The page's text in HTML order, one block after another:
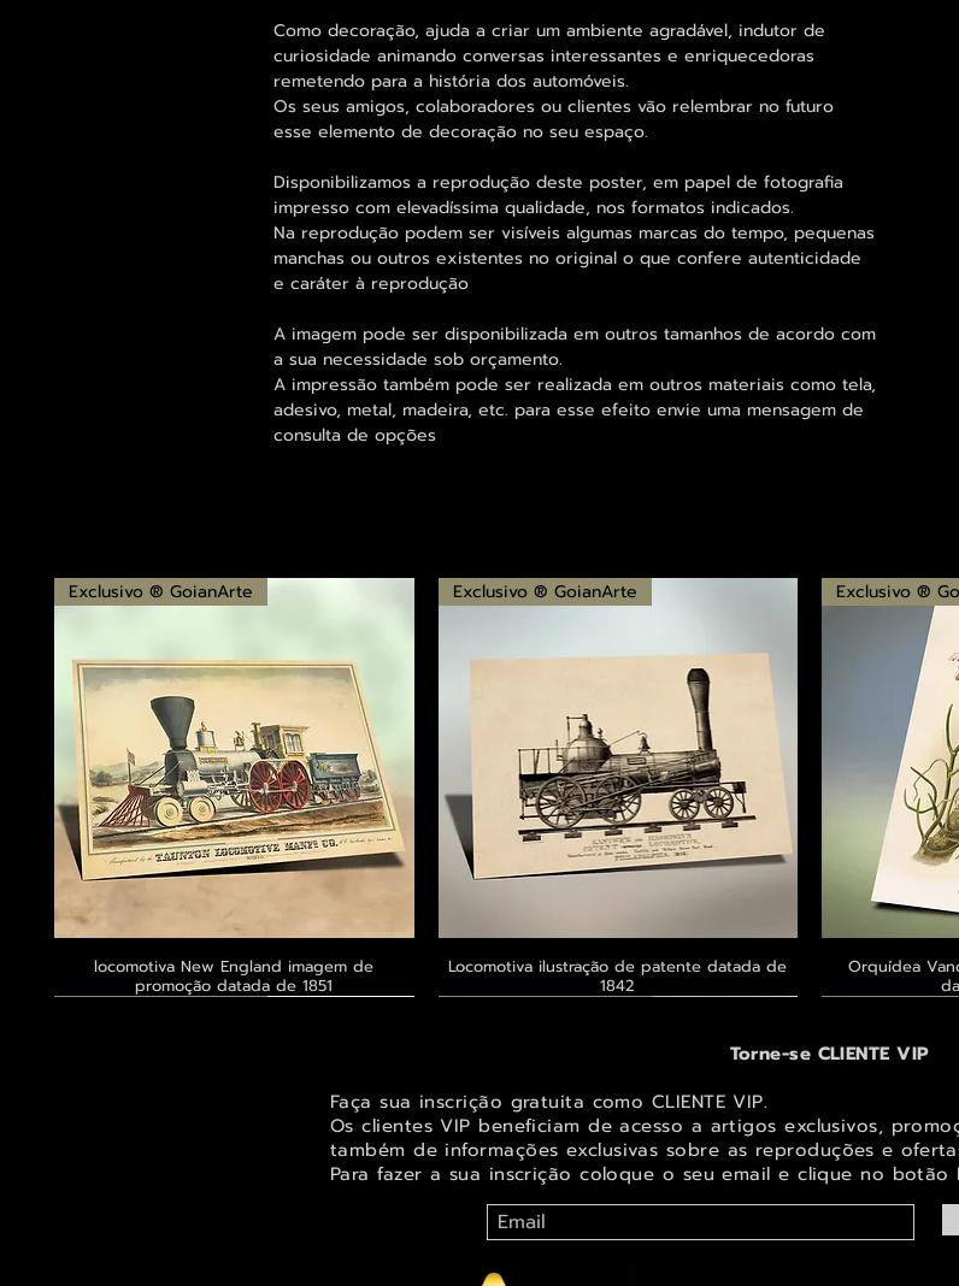
Como decoração, ajuda a criar um ambiente agradável, indutor de
curiosidade animando conversas interessantes e enriquecedoras
remetendo para a história dos automóveis.
Os seus amigos, colaboradores ou clientes vão relembrar no futuro
esse elemento de decoração no seu espaço.
Disponibilizamos a reprodução deste poster, em papel de fotografia
impresso com elevadíssima qualidade, nos formatos indicados.
Na reprodução podem ser visíveis algumas marcas do tempo, pequenas
manchas ou outros existentes no original o que confere autenticidade
e caráter à reprodução
A imagem pode ser disponibilizada em outros tamanhos de acordo com
a sua necessidade sob orçamento.
A impressão também pode ser realizada em outros materiais como tela,
adesivo, metal, madeira, etc. para esse efeito envie uma mensagem de
consulta de opções
Visualização rápida
Exclusivo ® GoianArte
locomotiva New England imagem de
promoção datada de 1851
Visualização rápida
Exclusivo ® GoianArte
Locomotiva ilustração de patente datada de
1842
Exclusivo ®
Orquídea
Torne-se CLIENTE VIP
Faça sua inscrição gratuita como CLIENTE VIP.
Os clientes VIP beneficiam de acesso a artigos exclusivos,
também de informações exclusivas sobre as reproduções e
Para fazer a sua inscrição coloque o seu email e clique no botão